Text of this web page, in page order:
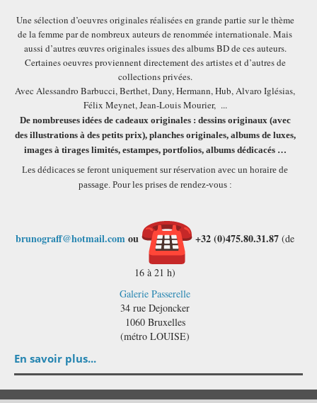
Une sélection d’oeuvres originales réalisées en grande partie sur le thème
de la femme par de nombreux auteurs de renommée internationale. Mais
aussi d’autres œuvres originales issues des albums BD de ces auteurs.
Certaines oeuvres proviennent directement des artistes et d’autres de
collections privées.
Avec Alessandro Barbucci, Berthet, Dany, Hermann, Hub, Alvaro Iglésias,
Félix Meynet, Jean-Louis Mourier, ...
De nombreuses idées de cadeaux originales : dessins originaux (avec
des illustrations à des petits prix), planches originales, albums de luxes,
images à tirages limités, estampes, portfolios, albums dédicacés …
Les dédicaces se feront uniquement sur réservation avec un horaire de
passage. Pour les prises de rendez-vous :
brunograff@hotmail.comou +32 (0)475.80.31.87 (de
16 à 21 h)
Galerie Passerelle
34 rue Dejoncker
1060 Bruxelles
(métro LOUISE)
En savoir plus...